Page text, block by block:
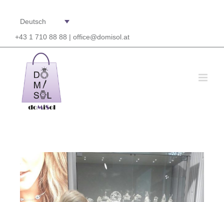
Deutsch
+43 1 710 88 88 | office@domisol.at